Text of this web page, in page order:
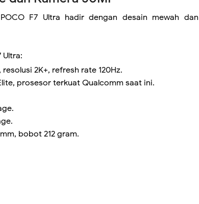
F7 Ultra hadir dengan desain mewah dan
Ultra:
resolusi 2K+, refresh rate 120Hz.
prosesor terkuat Qualcomm saat ini.
bobot 212 gram.